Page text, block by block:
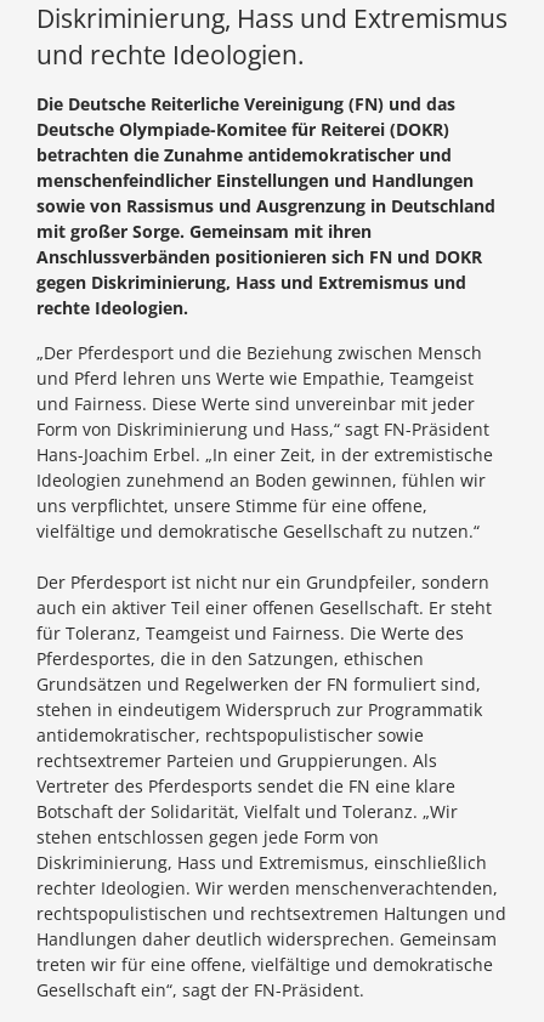
Diskriminierung, Hass und Extremismus
und rechte Ideologien.
Die Deutsche Reiterliche Vereinigung (FN) und das
Deutsche Olympiade-Komitee für Reiterei (DOKR)
betrachten die Zunahme antidemokratischer und
menschenfeindlicher Einstellungen und Handlungen
sowie von Rassismus und Ausgrenzung in Deutschland
mit großer Sorge. Gemeinsam mit ihren
Anschlussverbänden positionieren sich FN und DOKR
gegen Diskriminierung, Hass und Extremismus und
rechte Ideologien.
„Der Pferdesport und die Beziehung zwischen Mensch
und Pferd lehren uns Werte wie Empathie, Teamgeist
und Fairness. Diese Werte sind unvereinbar mit jeder
Form von Diskriminierung und Hass,“ sagt FN-Präsident
Hans-Joachim Erbel. „In einer Zeit, in der extremistische
Ideologien zunehmend an Boden gewinnen, fühlen wir
uns verpflichtet, unsere Stimme für eine offene,
vielfältige und demokratische Gesellschaft zu nutzen.“
Der Pferdesport ist nicht nur ein Grundpfeiler, sondern
auch ein aktiver Teil einer offenen Gesellschaft. Er steht
für Toleranz, Teamgeist und Fairness. Die Werte des
Pferdesportes, die in den Satzungen, ethischen
Grundsätzen und Regelwerken der FN formuliert sind,
stehen in eindeutigem Widerspruch zur Programmatik
antidemokratischer, rechtspopulistischer sowie
rechtsextremer Parteien und Gruppierungen. Als
Vertreter des Pferdesports sendet die FN eine klare
Botschaft der Solidarität, Vielfalt und Toleranz. „Wir
stehen entschlossen gegen jede Form von
Diskriminierung, Hass und Extremismus, einschließlich
rechter Ideologien. Wir werden menschenverachtenden,
rechtspopulistischen und rechtsextremen Haltungen und
Handlungen daher deutlich widersprechen. Gemeinsam
treten wir für eine offene, vielfältige und demokratische
Gesellschaft ein“, sagt der FN-Präsident.